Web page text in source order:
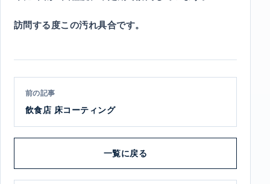
訪問する度この汚れ具合です。
前の記事
飲食店 床コーティング
一覧に戻る